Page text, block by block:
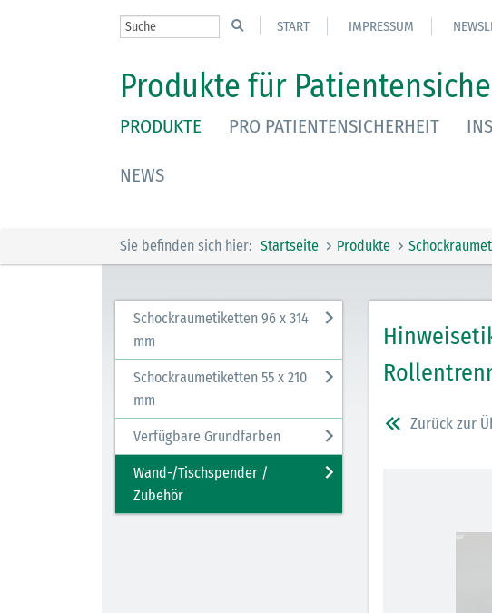
START IMPRESSUM
Produkte für
PRODUKTE PRO PATIENTENSICHERHEIT
NEWS
Sie befinden sich hier: Startseite Produkte
Schockraumetiketten 96 x 314
mm
Schockraumetiketten 55 x 210
mm
Verfügbare Grundfarben
Wand-/Tischspender /
Zubehör
Zurück zur